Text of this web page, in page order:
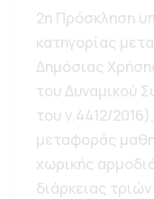
2η Πρόσκληση
κατηγορίας
Δημόσιας
του Δυναμικού
του ν.4412/
μεταφοράς
χωρικής
διάρκειας